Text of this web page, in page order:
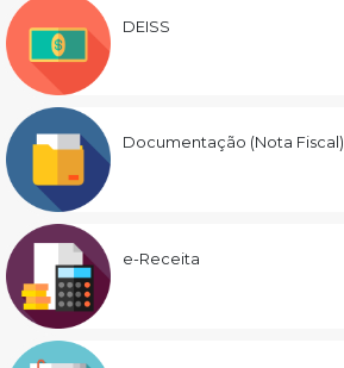
DEISS
Documentação (Nota Fiscal)
e-Receita